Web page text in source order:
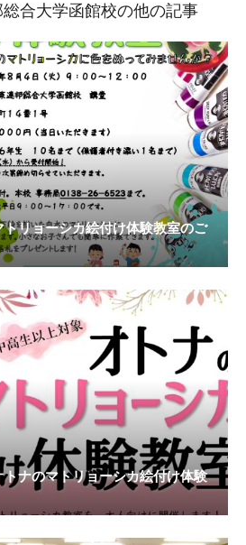
合大学函館校の他の記事
リョーシカ絵付け体験教室のご
ナのマトリョーシカ絵付け体験